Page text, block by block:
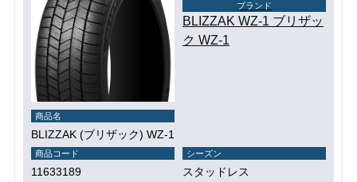
ブランド
BLIZZAK WZ-1 ブリザッ
ク WZ-1
商品名
BLIZZAK (ブリザック) WZ-1
商品コード
11633189
シーズン
スタッドレス